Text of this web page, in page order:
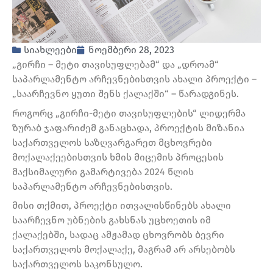
სიახლეები
ნოემბერი 28, 2023
„გირჩი – მეტი თავისუფლებამ“ და „დროამ“
საპარლამენტო არჩევნებისთვის ახალი პროექტი –
„საარჩევნო ყუთი შენს ქალაქში“ – წარადგინეს.
როგორც „გირჩი-მეტი თავისუფლების“ ლიდერმა
ზურაბ ჯაფარიძემ განაცხადა, პროექტის მიზანია
საქართველოს საზღვარგარეთ მცხოვრები
მოქალაქეებისთვის ხმის მიცემის პროცესის
მაქსიმალური გამარტივება 2024 წლის
საპარლამენტო არჩევნებისთვის.
მისი თქმით, პროექტი ითვალისწინებს ახალი
საარჩევნო უბნების გახსნას უცხოეთის იმ
ქალაქებში, სადაც ამჟამად ცხოვრობს ბევრი
საქართველოს მოქალაქე, მაგრამ არ არსებობს
საქართველოს საკონსულო.